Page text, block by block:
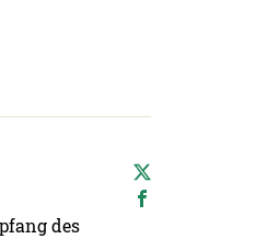
des